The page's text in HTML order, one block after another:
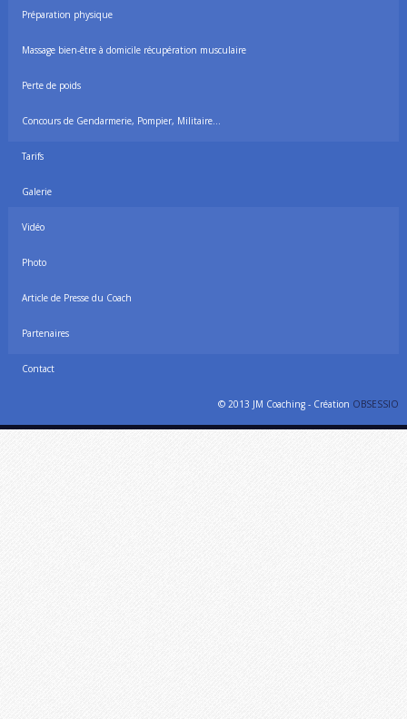
Préparation physique
Massage bien-être à domicile récupération musculaire
Perte de poids
Concours de Gendarmerie, Pompier, Militaire…
Tarifs
Galerie
Vidéo
Photo
Article de Presse du Coach
Partenaires
Contact
© 2013 JM Coaching - Création OBSESSIO